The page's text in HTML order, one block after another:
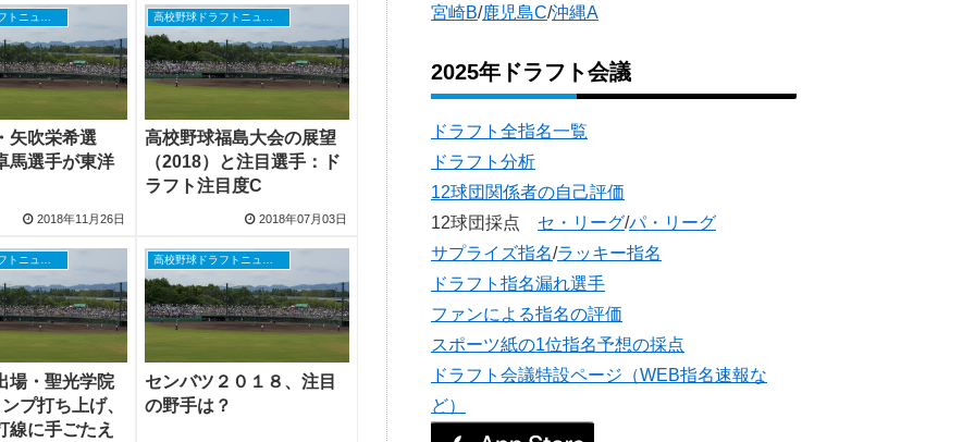
矢吹栄希選
馬選手が東洋
2018年11月26日
高校野球福島大会の展望
（2018）と注目選手：ド
ラフト注目度C
2018年07月03日
場・聖光学院
プ打ち上げ、
線に手ごたえ
センバツ２０１８、注目
の野手は？
宮崎B/鹿児島C/沖縄A
2025年ドラフト会議
ドラフト全指名一覧
ドラフト分析
12球団関係者の自己評価
12球団採点 セ・リーグ/パ・リーグ
サプライズ指名/ラッキー指名
ドラフト指名漏れ選手
ファンによる指名の評価
スポーツ紙の1位指名予想の採点
ドラフト会議特設ページ（WEB指名速報な
ど）